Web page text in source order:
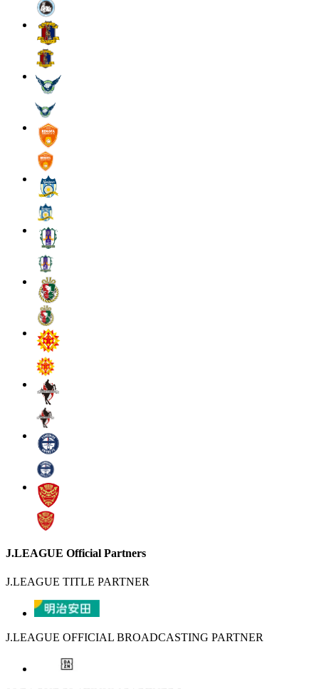
J.LEAGUE Official Partners
J.LEAGUE TITLE PARTNER
J.LEAGUE OFFICIAL BROADCASTING PARTNER